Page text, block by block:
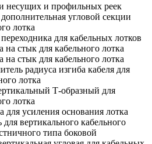
несущих и профильных реек
угловой секции
лотка
для кабельных лотков
на стык для кабельного лотка
на стык для кабельного лотка
радиуса изгиба кабеля для
лотка
Т-образный для
лотка
для усиления основания лотка
вертикального кабельного
типа боковой